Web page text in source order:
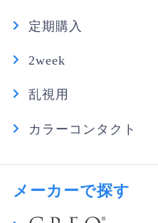
ンタクトは1日着けていて
レスなく過ごせました。合
A さん
違和感なし
たすものはまず無いので助
は若干劣りますが、どん
すれば絶対乾くのでそこは
定期購入
2week
乱視用
カラーコンタクト
メーカーで探す